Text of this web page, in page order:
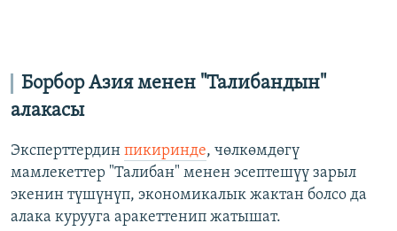
Борбор Азия менен "Талибандын"
алакасы
Эксперттердин пикиринде, чөлкөмдөгү
мамлекеттер "Талибан" менен эсептешүү зарыл
экенин түшүнүп, экономикалык жактан болсо да
алака курууга аракеттенип жатышат.